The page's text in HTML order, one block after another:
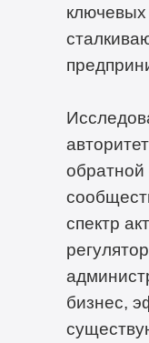
обратной
спектр
бизнес,